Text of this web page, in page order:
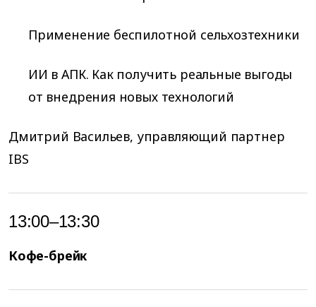
Применение беспилотной сельхозтехники
ИИ в АПК. Как получить реальные выгоды
от внедрения новых технологий
Дмитрий Васильев, управляющий партнер
IBS
13:00–13:30
Кофе-брейк